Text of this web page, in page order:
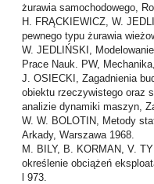
żurawia samochodowego,
H. FRĄCKIEWICZ, W.
pewnego typu żurawia
W. JEDLIŃSKI,
Prace Nauk. PW,
J. OSIECKI, Zagadnienia
obiektu rzeczywistego oraz
analizie dynamiki maszyn,
W. W. BOLOTIN, Metody
Arkady, Warszawa 1968.
M. BILY, B. KORMAN, V.
określenie obciążeń
l 973.